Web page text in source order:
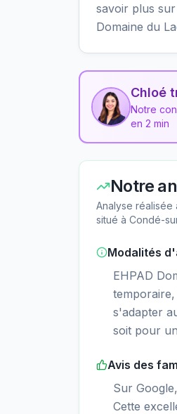
savoir plus
Domaine du
Chloé
Notre
en 2 min
Notre
Analyse réalisée
situé à Condé-
Modalités
EHPAD
s'adapter
soit pour
Avis des
Sur
Cette